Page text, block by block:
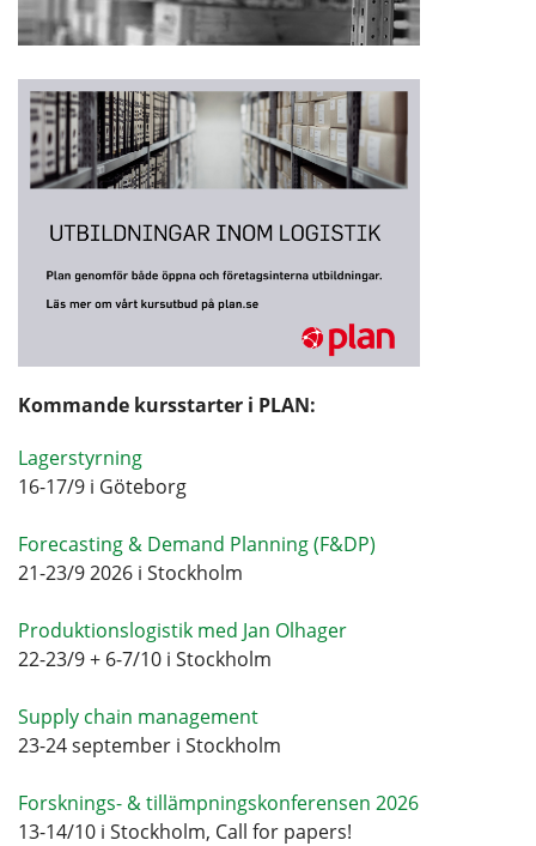
Kommande kursstarter i PLAN:
Lagerstyrning
16-17/9 i Göteborg
Forecasting & Demand Planning (F&DP)
21-23/9 2026 i Stockholm
Produktionslogistik med Jan Olhager
22-23/9 + 6-7/10 i Stockholm
Supply chain management
23-24 september i Stockholm
Forsknings- & tillämpningskonferensen 2026
13-14/10 i Stockholm, Call for papers!